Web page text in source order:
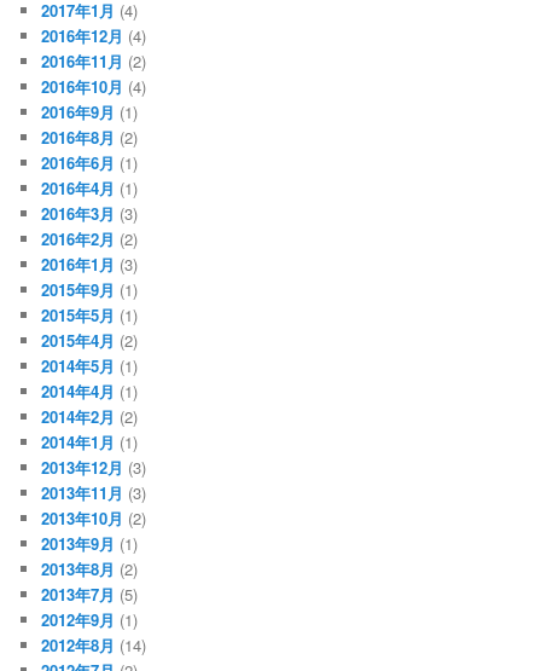
2017年1月 (4)
2016年12月 (4)
2016年11月 (2)
2016年10月 (4)
2016年9月 (1)
2016年8月 (2)
2016年6月 (1)
2016年4月 (1)
2016年3月 (3)
2016年2月 (2)
2016年1月 (3)
2015年9月 (1)
2015年5月 (1)
2015年4月 (2)
2014年5月 (1)
2014年4月 (1)
2014年2月 (2)
2014年1月 (1)
2013年12月 (3)
2013年11月 (3)
2013年10月 (2)
2013年9月 (1)
2013年8月 (2)
2013年7月 (5)
2012年9月 (1)
2012年8月 (14)